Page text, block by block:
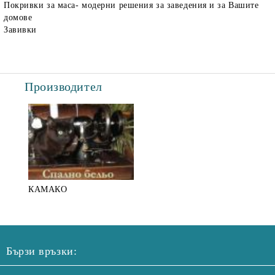
Покривки за маса- модерни решения за заведения и за Вашите
домове
Завивки
Производител
КАМАКО
Бързи връзки: